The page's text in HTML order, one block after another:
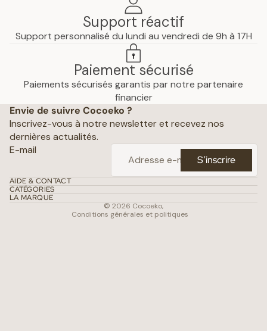
Support réactif
Support personnalisé du lundi au vendredi de 9h à 17H
Paiement sécurisé
Paiements sécurisés garantis par notre partenaire
financier
Envie de suivre Cocoeko ?
Inscrivez-vous à notre newsletter et recevez nos
dernières actualités.
E-mail
S’inscrire
AIDE & CONTACT
CATÉGORIES
LA MARQUE
© 2026 Cocoeko,
Conditions générales et politiques
Mentions légales
Conditions générales de vente
Coordonnées
Conditions d’utilisation